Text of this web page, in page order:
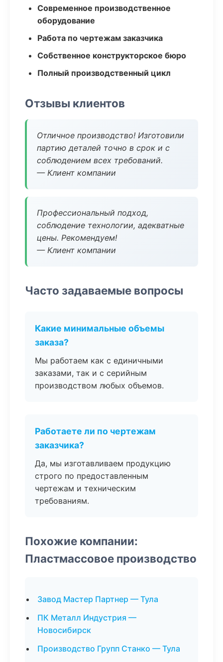
Современное производственное
оборудование
Работа по чертежам заказчика
Собственное конструкторское бюро
Полный производственный цикл
Отзывы клиентов
Отличное производство! Изготовили
партию деталей точно в срок и с
соблюдением всех требований.
— Клиент компании
Профессиональный подход,
соблюдение технологии, адекватные
цены. Рекомендуем!
— Клиент компании
Часто задаваемые вопросы
Какие минимальные объемы
заказа?
Мы работаем как с единичными
заказами, так и с серийным
производством любых объемов.
Работаете ли по чертежам
заказчика?
Да, мы изготавливаем продукцию
строго по предоставленным
чертежам и техническим
требованиям.
Похожие компании:
Пластмассовое производство
Завод Мастер Партнер — Тула
ПК Металл Индустрия —
Новосибирск
Производство Групп Станко — Тула